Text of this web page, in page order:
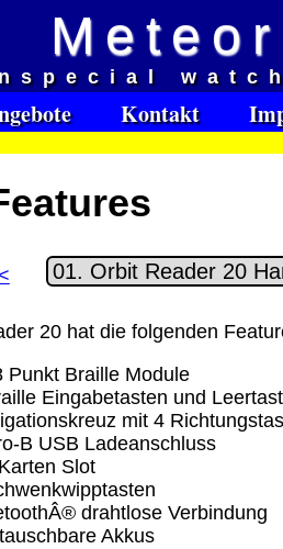
Kontakt
20 hat die folgenden
Punkt Braille Module
Eingabetasten und
mit 4
B USB Ladeanschluss
Slot
drahtlose Verbindung
Akkus
Standard
Vorkasse:
€
als
vom Büro
Software
EU (inkl.
Lizenzschlüssel
keinen